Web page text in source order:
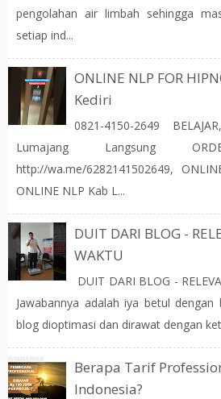
pengolahan air limbah sehingga
setiap ind...
ONLINE NLP FOR
Kediri
0821-4150-2649
Lumajang Langsung
http://wa.me/6282141502649,
ONLINE NLP Kab L...
DUIT DARI BLOG -
WAKTU
DUIT DARI BLOG -
Jawabannya adalah iya betul
blog dioptimasi dan dirawat dengan
Berapa Tarif
Indonesia?